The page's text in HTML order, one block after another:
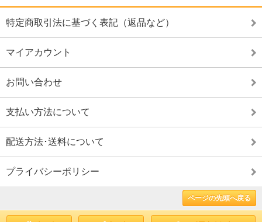
特定商取引法に基づく表記（返品など）
マイアカウント
お問い合わせ
支払い方法について
配送方法･送料について
プライバシーポリシー
ページの先頭へ戻る